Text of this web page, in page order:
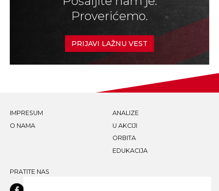
Proverićemo.
PRIJAVI LAŽNU VEST
IMPRESUM
O NAMA
ANALIZE
U AKCIJI
ORBITA
EDUKACIJA
PRATITE NAS